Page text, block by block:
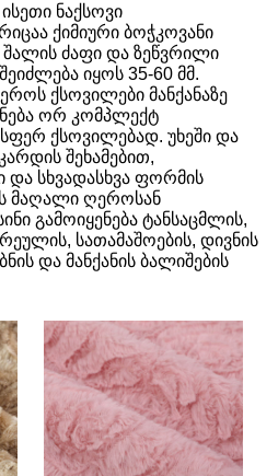
ისეთი ნაქსოვი
ქიმიური ბოჭკოვანი
შალის ძაფი და ზეწვრილი
იყოს 35-60 მმ.
ქსოვილები მანქანაზე
ორ კომპლექტ
ქსოვილებად. უხეში და
შეხამებით,
სხვადასხვა ფორმის
მაღალი ღეროსან
გამოიყენება ტანსაცმლის,
სათამაშოების, დივნის
და მანქანის ბალიშების